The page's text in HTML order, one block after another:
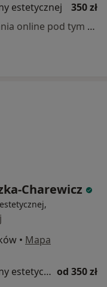
estetycznej
350 zł
Specjalista nie oferuje umawiania online pod tym adresem.
Charewicz
• Mapa
Konsultacja z zakresu medycyny estetycznej od 350 zł